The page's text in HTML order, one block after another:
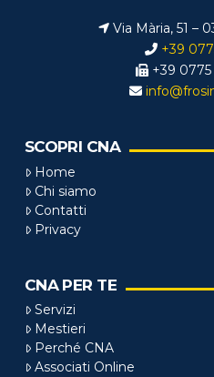
Via Mària, 51 –
+39
+39
SCOPRI CNA
Home
Chi siamo
Contatti
Privacy
CNA PER TE
Servizi
Mestieri
Perché CNA
Associati Online